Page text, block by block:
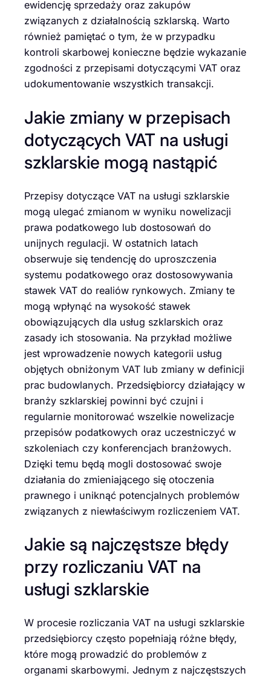
ewidencję sprzedaży oraz zakupów
związanych z działalnością szklarską. Warto
również pamiętać o tym, że w przypadku
kontroli skarbowej konieczne będzie wykazanie
zgodności z przepisami dotyczącymi VAT oraz
udokumentowanie wszystkich transakcji.
Jakie zmiany w przepisach
dotyczących VAT na usługi
szklarskie mogą nastąpić
Przepisy dotyczące VAT na usługi szklarskie
mogą ulegać zmianom w wyniku nowelizacji
prawa podatkowego lub dostosowań do
unijnych regulacji. W ostatnich latach
obserwuje się tendencję do uproszczenia
systemu podatkowego oraz dostosowywania
stawek VAT do realiów rynkowych. Zmiany te
mogą wpłynąć na wysokość stawek
obowiązujących dla usług szklarskich oraz
zasady ich stosowania. Na przykład możliwe
jest wprowadzenie nowych kategorii usług
objętych obniżonym VAT lub zmiany w definicji
prac budowlanych. Przedsiębiorcy działający w
branży szklarskiej powinni być czujni i
regularnie monitorować wszelkie nowelizacje
przepisów podatkowych oraz uczestniczyć w
szkoleniach czy konferencjach branżowych.
Dzięki temu będą mogli dostosować swoje
działania do zmieniającego się otoczenia
prawnego i uniknąć potencjalnych problemów
związanych z niewłaściwym rozliczeniem VAT.
Jakie są najczęstsze błędy
przy rozliczaniu VAT na
usługi szklarskie
W procesie rozliczania VAT na usługi szklarskie
przedsiębiorcy często popełniają różne błędy,
które mogą prowadzić do problemów z
organami skarbowymi. Jednym z najczęstszych